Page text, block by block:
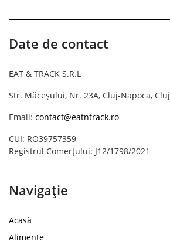
Date de contact
EAT & TRACK S.R.L
Str. Măceșului, Nr. 23A, Cluj-Napoca, Cluj
Email: contact@eatntrack.ro
CUI: RO39757359
Registrul Comerțului: J12/1798/2021
Navigație
Acasă
Alimente